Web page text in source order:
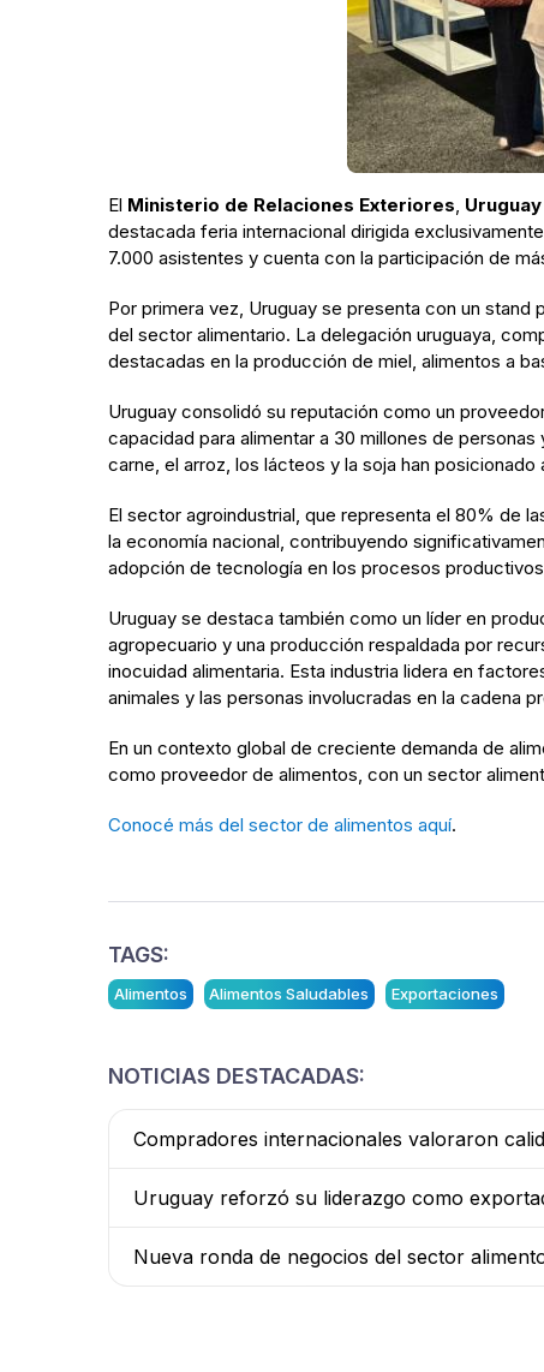
El Ministerio de Relaciones Exteriores,
destacada feria internacional dirigida
7.000 asistentes y cuenta con la participación de
Por primera vez, Uruguay se presenta con un
del sector alimentario. La delegación uruguaya,
destacadas en la producción de miel, alimentos a
Uruguay consolidó su reputación como un
capacidad para alimentar a 30 millones de
carne, el arroz, los lácteos y la soja han
El sector agroindustrial, que representa el 80% de
la economía nacional, contribuyendo
adopción de tecnología en los procesos
Uruguay se destaca también como un líder en
agropecuario y una producción respaldada por
inocuidad alimentaria. Esta industria lidera en
animales y las personas involucradas en la cadena
En un contexto global de creciente demanda de
como proveedor de alimentos, con un sector
Conocé más del sector de alimentos aquí.
TAGS:
Alimentos Alimentos Saludables Exportaciones
NOTICIAS DESTACADAS:
Compradores internacionales valoraron
Uruguay reforzó su liderazgo como
Nueva ronda de negocios del sector